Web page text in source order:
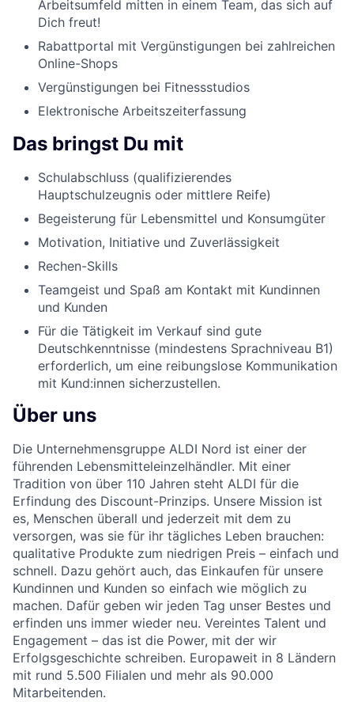
Arbeitsumfeld mitten in einem Team, das sich auf
Dich freut!
Rabattportal mit Vergünstigungen bei zahlreichen
Online-Shops
Vergünstigungen bei Fitnessstudios
Elektronische Arbeitszeiterfassung
Das bringst Du mit
Schulabschluss (qualifizierendes
Hauptschulzeugnis oder mittlere Reife)
Begeisterung für Lebensmittel und Konsumgüter
Motivation, Initiative und Zuverlässigkeit
Rechen-Skills
Teamgeist und Spaß am Kontakt mit Kundinnen
und Kunden
Für die Tätigkeit im Verkauf sind gute
Deutschkenntnisse (mindestens Sprachniveau B1)
erforderlich, um eine reibungslose Kommunikation
mit Kund:innen sicherzustellen.
Über uns
Die Unternehmensgruppe ALDI Nord ist einer der
führenden Lebensmitteleinzelhändler. Mit einer
Tradition von über 110 Jahren steht ALDI für die
Erfindung des Discount-Prinzips. Unsere Mission ist
es, Menschen überall und jederzeit mit dem zu
versorgen, was sie für ihr tägliches Leben brauchen:
qualitative Produkte zum niedrigen Preis – einfach und
schnell. Dazu gehört auch, das Einkaufen für unsere
Kundinnen und Kunden so einfach wie möglich zu
machen. Dafür geben wir jeden Tag unser Bestes und
erfinden uns immer wieder neu. Vereintes Talent und
Engagement – das ist die Power, mit der wir
Erfolgsgeschichte schreiben. Europaweit in 8 Ländern
mit rund 5.500 Filialen und mehr als 90.000
Mitarbeitenden.